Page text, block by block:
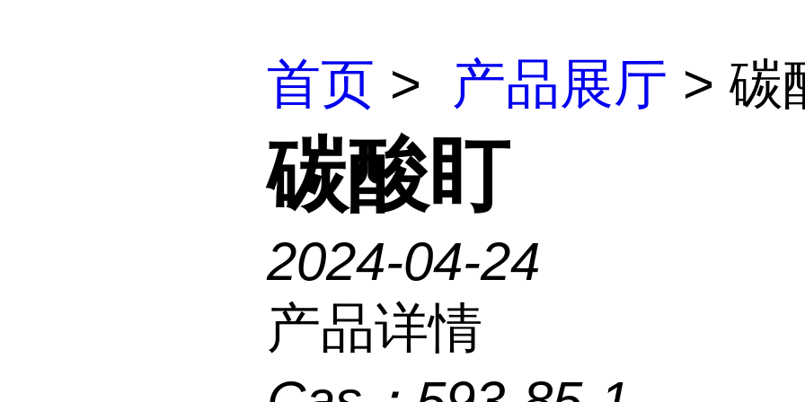
首页 > 产品展厅 > 碳
碳酸盯
2024-04-24
产品详情